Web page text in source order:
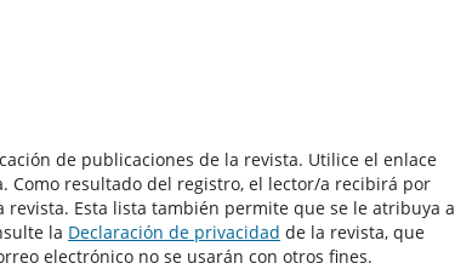
de publicaciones de la revista. Utilice el enlace
resultado del registro, el lector/a recibirá por
Esta lista también permite que se le atribuya a
la Declaración de privacidad de la revista, que
electrónico no se usarán con otros fines.